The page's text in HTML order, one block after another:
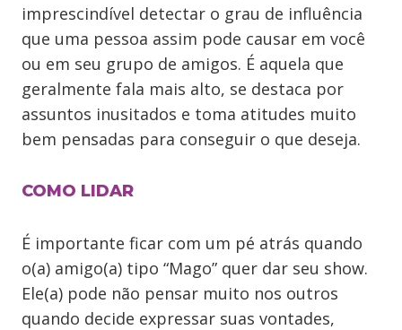
imprescindível detectar o grau de influência
que uma pessoa assim pode causar em você
ou em seu grupo de amigos. É aquela que
geralmente fala mais alto, se destaca por
assuntos inusitados e toma atitudes muito
bem pensadas para conseguir o que deseja.
COMO LIDAR
É importante ficar com um pé atrás quando
o(a) amigo(a) tipo “Mago” quer dar seu show.
Ele(a) pode não pensar muito nos outros
quando decide expressar suas vontades,